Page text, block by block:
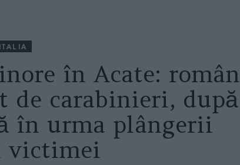
ITALIA
în Acate: român
de carabinieri, după
în urma plângerii
victimei